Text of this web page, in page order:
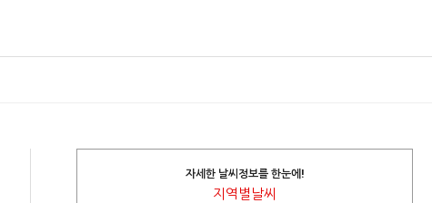
자세한 날씨정보를 한눈에!
지역별날씨